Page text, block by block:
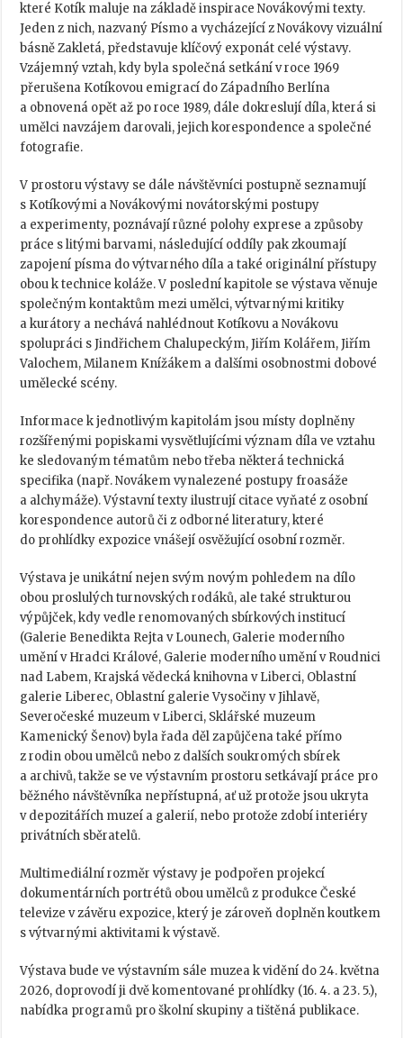
které Kotík maluje na základě inspirace Novákovými texty.
Jeden z nich, nazvaný Písmo a vycházející z Novákovy vizuální
básně Zakletá, představuje klíčový exponát celé výstavy.
Vzájemný vztah, kdy byla společná setkání v roce 1969
přerušena Kotíkovou emigrací do Západního Berlína
a obnovená opět až po roce 1989, dále dokreslují díla, která si
umělci navzájem darovali, jejich korespondence a společné
fotografie.
V prostoru výstavy se dále návštěvníci postupně seznamují
s Kotíkovými a Novákovými novátorskými postupy
a experimenty, poznávají různé polohy exprese a způsoby
práce s litými barvami, následující oddíly pak zkoumají
zapojení písma do výtvarného díla a také originální přístupy
obou k technice koláže. V poslední kapitole se výstava věnuje
společným kontaktům mezi umělci, výtvarnými kritiky
a kurátory a nechává nahlédnout Kotíkovu a Novákovu
spolupráci s Jindřichem Chalupeckým, Jiřím Kolářem, Jiřím
Valochem, Milanem Knížákem a dalšími osobnostmi dobové
umělecké scény.
Informace k jednotlivým kapitolám jsou místy doplněny
rozšířenými popiskami vysvětlujícími význam díla ve vztahu
ke sledovaným tématům nebo třeba některá technická
specifika (např. Novákem vynalezené postupy froasáže
a alchymáže). Výstavní texty ilustrují citace vyňaté z osobní
korespondence autorů či z odborné literatury, které
do prohlídky expozice vnášejí osvěžující osobní rozměr.
Výstava je unikátní nejen svým novým pohledem na dílo
obou proslulých turnovských rodáků, ale také strukturou
výpůjček, kdy vedle renomovaných sbírkových institucí
(Galerie Benedikta Rejta v Lounech, Galerie moderního
umění v Hradci Králové, Galerie moderního umění v Roudnici
nad Labem, Krajská vědecká knihovna v Liberci, Oblastní
galerie Liberec, Oblastní galerie Vysočiny v Jihlavě,
Severočeské muzeum v Liberci, Sklářské muzeum
Kamenický Šenov) byla řada děl zapůjčena také přímo
z rodin obou umělců nebo z dalších soukromých sbírek
a archivů, takže se ve výstavním prostoru setkávají práce pro
běžného návštěvníka nepřístupná, ať už protože jsou ukryta
v depozitářích muzeí a galerií, nebo protože zdobí interiéry
privátních sběratelů.
Multimediální rozměr výstavy je podpořen projekcí
dokumentárních portrétů obou umělců z produkce České
televize v závěru expozice, který je zároveň doplněn koutkem
s výtvarnými aktivitami k výstavě.
Výstava bude ve výstavním sále muzea k vidění do 24. května
2026, doprovodí ji dvě komentované prohlídky (16. 4. a 23. 5.),
nabídka programů pro školní skupiny a tištěná publikace.